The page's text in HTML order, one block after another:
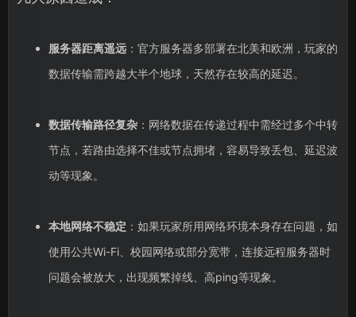
服务器距离遥远：官方服务器多部署在北美和欧洲，玩家的
数据传输需跨越大半个地球，天然存在较高的延迟。
数据传输路径复杂：网络数据在传递过程中需经过多个中转
节点，若路由选择不佳或节点拥堵，容易导致丢包、延迟波
动等现象。
本地网络不稳定 ：如果玩家所用网络环境本身存在问题，如
使用公共Wi-Fi、校园网络或部分宽带，连接远程服务器时
问题会被放大，出现频繁掉线、高ping等现象。